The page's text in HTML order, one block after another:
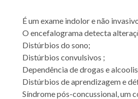
É um exame indolor e não
O encefalograma detecta
Distúrbios do sono;
Distúrbios convulsivos ;
Dependência de drogas e
Distúrbios de aprendizagem e
Síndrome pós-concussional, um